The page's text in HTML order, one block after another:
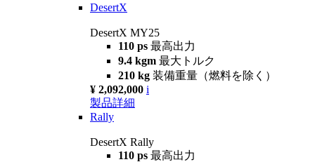
DesertX
DesertX MY25
110 ps 最高出力
9.4 kgm 最大トルク
210 kg 装備重量（燃料を除く）
¥ 2,092,000 i
製品詳細
Rally
DesertX Rally
110 ps 最高出力